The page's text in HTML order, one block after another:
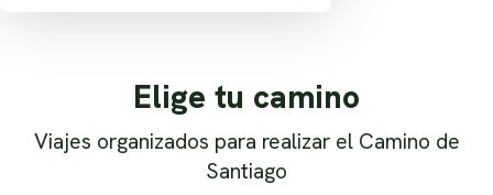
Elige tu camino
Viajes organizados para realizar el Camino de
Santiago